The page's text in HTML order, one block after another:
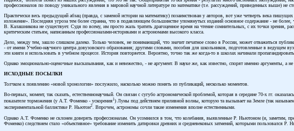
профессионалов по поводу уникального явления в мировой научной литературе по математике (т.е. рассуждений, приведенных выше) не
Практически весь предыдущий абзац (правда, с заменой истории на математику) позаимствован у авторов, вот уже четверть века
изложение». Последняя угроза тем более странна, что в подавляющем большинстве упомянутых изданий основное содержание - не
В. Калашникова не существует. Судя по всему, им просто жаль тратить драгоценное время на чтение сомнительных, с их точки зрения,
критическим статьям, написанным профессионалами-историками и астрономами высокого класса.
Дело, между тем, зашло слишком далеко. Только человек, не понимающий, что значит печатное слово в России, может отважиться
- от имени Учебно-научного центра довузовского образования; другими словами, пособия для школьников, подготовленные в ведущем
эти книги и использовать в учебном процессе. История повторяется. Вероятно, точно так же когда-то в школах начинали
Однако эмоционально-оценочные высказывания, как и невежество, - не аргумент. В науке же, как известно, спорят именно аргументы,
ИСХОДНЫЕ ПОСЫЛКИ
Толчком к появлению «новой хронологии» послужило, насколько можно понять из публикаций, несколько моментов.
Во-первых, момент, так сказать, естественнонаучный. Он связан с сугубо астрономической проблемой, которая в середине 70-х гг.
показателе торможения (у А.Т. Фоменко - ускорения1) Луны под действием приливной волны, которую та вызывает на Земле (так
экспериментальной баллистике Р. Ньютон2. Впрочем, астрономы сочли такие изменения вполне естественными.
Однако А.Т. Фоменко не склонен доверять профессионалам. Он усомнился в том, что колебания, выявленные Р. Ньютоном (и, заметим,
Фоменко) следствием стало «объективное» требование изменить датировки древних и средневековых затмений, которыми пользовался